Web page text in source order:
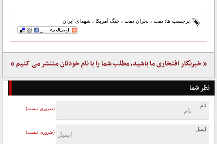
برچسب ها: نفت ، بحران نفت ، جنگ آمریکا ، شهدای ایران
« خبرنگار افتخاری ما باشید، مطلب شما را با نام خودتان منتشر می کنیم »
نظر شما
نام
(ضروری نیست)
ایمیل
(ضروری نیست)